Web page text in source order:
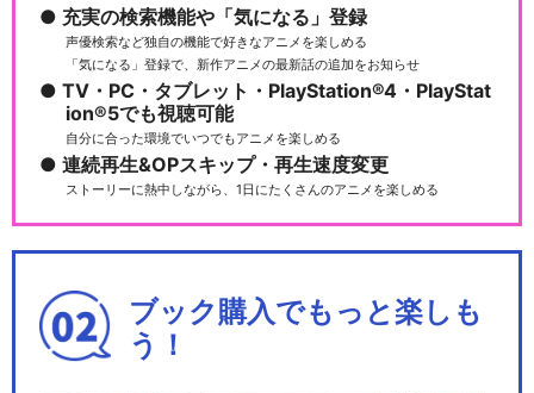
ハイパープロジェクション演
劇「ハイキュー!!」…
充実の検索機能や「気になる」登録
声優検索など独自の機能で好きなアニメを楽しめる
「気になる」登録で、新作アニメの最新話の追加をお知らせ
TV・PC・タブレット・PlayStation®4・PlayStat
ion®5でも視聴可能
自分に合った環境でいつでもアニメを楽しめる
連続再生&OPスキップ・再生速度変更
ストーリーに熱中しながら、1日にたくさんのアニメを楽しめる
ブック購入でもっと楽しも
う！